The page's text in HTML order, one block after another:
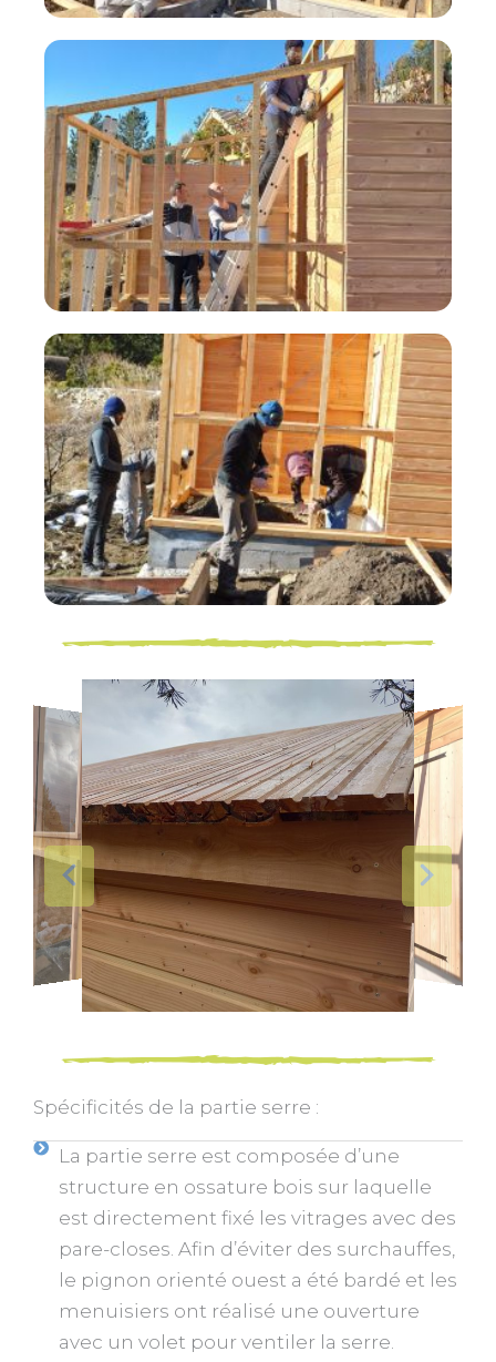
Spécificités de la partie serre :
La partie serre est composée d’une
structure en ossature bois sur laquelle
est directement fixé les vitrages avec des
pare-closes. Afin d’éviter des surchauffes,
le pignon orienté ouest a été bardé et les
menuisiers ont réalisé une ouverture
avec un volet pour ventiler la serre.